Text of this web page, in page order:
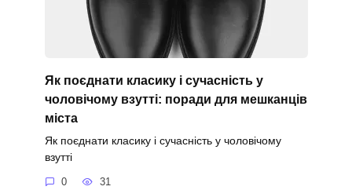
Як поєднати класику і сучасність у
чоловічому взутті: поради для мешканців
міста
Як поєднати класику і сучасність у чоловічому
взутті
0 31